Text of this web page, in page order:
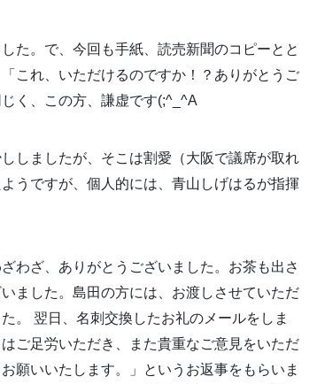
た。で、今回も手紙、読売新聞のコピーとと
これ、いただけるのですか！？ありがとうご
く、この方、謙虚です(;^_^A
しましたが、そこは割愛（大阪で議席が取れ
うですが、個人的には、青山しげはるが指揮
わざ、ありがとうございました。お茶も出さ
ました。島田の方には、お渡しさせていただ
。 翌日、名刺交換したお礼のメールをしま
ご足労いただき、また貴重なご意見をいただ
願いいたします。」というお返事をもらいま